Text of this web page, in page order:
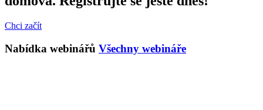
Chci začít
Nabídka webinářů Všechny webináře